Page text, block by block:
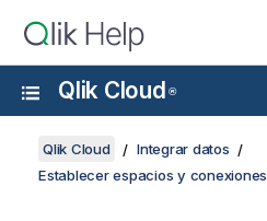
Qlik Cloud ®
Qlik Cloud
Integrar datos
Establecer espacios y conexiones